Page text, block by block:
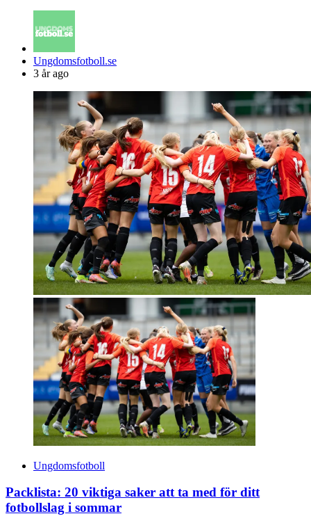
Posted
by
Ungdomsfotboll.se
3 år ago
Ungdomsfotboll
Packlista: 20 viktiga saker att ta med för ditt
fotbollslag i sommar